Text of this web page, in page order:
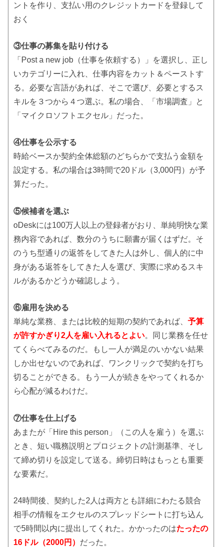
ントを作り、支払い用のクレジットカードを登録して
おく
③仕事の募集を貼り付ける
「Post a new job（仕事を依頼する）」を選択し、正し
いカテゴリーに入れ、仕事内容をカット＆ペーストす
る。必要な言語があれば、そこで選び、必要とするス
キルを３つから４つ選ぶ。私の場合、「市場調査」と
「マイクロソフトエクセル」だった。
④仕事を公示する
時給ベースか契約全体総額のどちらかで支払う金額を
設定する。私の場合は3時間で20ドル（3,000円）が予
算だった。
⑤候補者を選ぶ
oDeskには100万人以上の登録者がおり、単純明快な業
務内容であれば、数分のうちに願書が届くはずだ。そ
のうち型通りの返答をしてきた人は外し、個人的に中
身がある返答をしてきた人を選び、実際に求めるスキ
ルがあるかどうか確認しよう。
⑥雇用を決める
単純な業務、または比較的短期の契約であれば、予算
が許すかぎり2人を雇い入れるとよい。同じ業務を任せ
てくらべてみるのだ。もし一人が満足のいかない結果
しか出せないのであれば、ワンクリックで契約を打ち
切ることができる。もう一人が続きをやってくれるか
ら心配が減るわけだ。
⑦仕事を仕上げる
あまたが「Hire this person」（この人を雇う）を選ぶ
とき、短い職務説明とプロジェクトの計測基準、そし
て締め切りを設定して送る。締切日時はもっとも重要
な要素だ。
24時間後、契約した2人は両方とも詳細にわたる競合
相手の情報をエクセルのスプレッドシートに打ち込ん
で5時間以内に提出してくれた。かかったのはたったの
16ドル（2000円） だった。